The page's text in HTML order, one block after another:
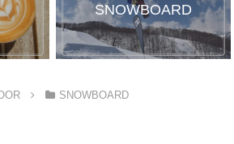
SNOWBOARD
SNOWBOARD